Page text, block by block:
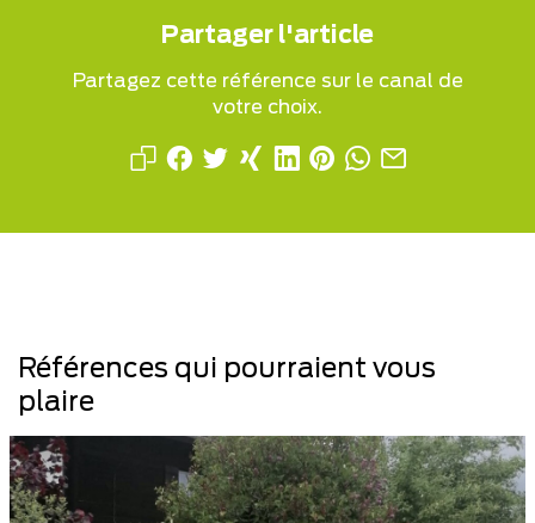
Partager l'article
Partagez cette référence sur le canal de
votre choix.
Références qui pourraient vous
plaire